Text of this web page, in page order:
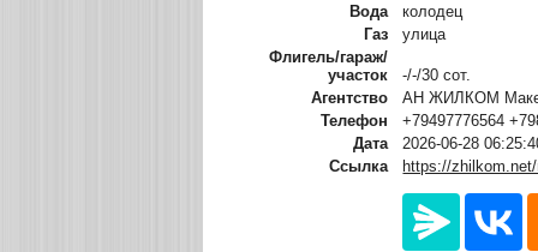
Вода
колодец
Газ
улица
Флигель/гараж/
участок
-/-/30 сот.
Агентство
АН ЖИЛКОМ
Телефон
+79497776564
Дата
2026-06-28
Ссылка
https://